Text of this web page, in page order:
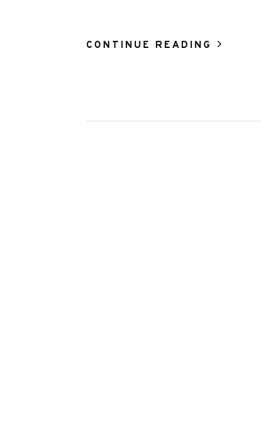
CONTINUE READING